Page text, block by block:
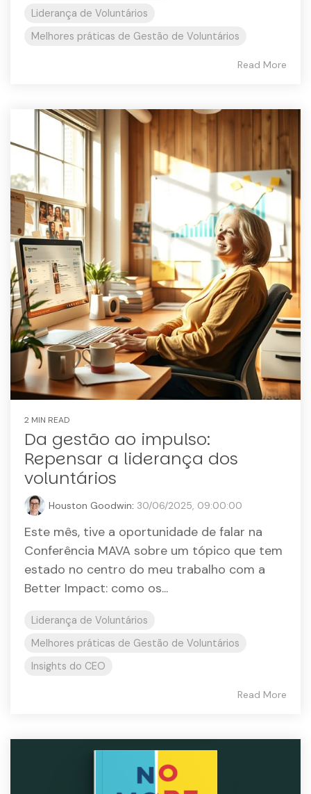
Liderança de Voluntários
Melhores práticas de Gestão de Voluntários
Read More
2 MIN READ
Da gestão ao impulso:
Repensar a liderança dos
voluntários
Houston Goodwin: 30/06/2025, 09:00:00
Este mês, tive a oportunidade de falar na
Conferência MAVA sobre um tópico que tem
estado no centro do meu trabalho com a
Better Impact: como os...
Liderança de Voluntários
Melhores práticas de Gestão de Voluntários
Insights do CEO
Read More